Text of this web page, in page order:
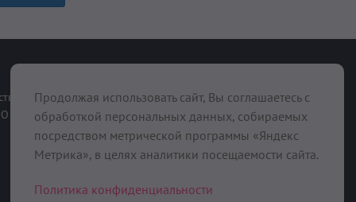
О нас
Продолжая использовать сайт, Вы соглашаетесь с
обработкой персональных данных, собираемых
посредством метрической программы «Яндекс
Метрика», в целях аналитики посещаемости сайта.
Политика конфиденциальности